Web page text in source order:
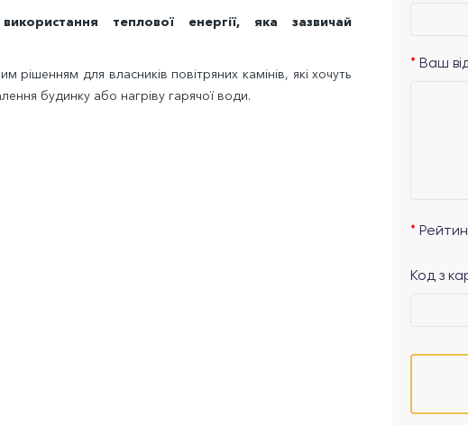
теплової енергії, яка зазвичай
рішенням для власників повітряних камінів, які хочуть
будинку або нагріву гарячої води.
Ваш
Код з